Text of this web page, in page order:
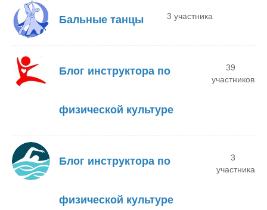
Бальные танцы 3 участника
Блог инструктора по
физической культуре
39
участников
Блог инструктора по
физической культуре
3
участника